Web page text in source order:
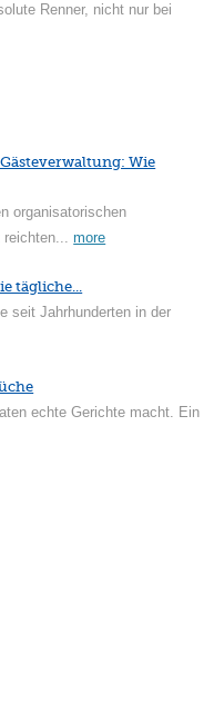
Renner, nicht nur bei
Wie
organisatorischen
reichten...more
tägliche...
seit Jahrhunderten in der
echte Gerichte macht. Ein